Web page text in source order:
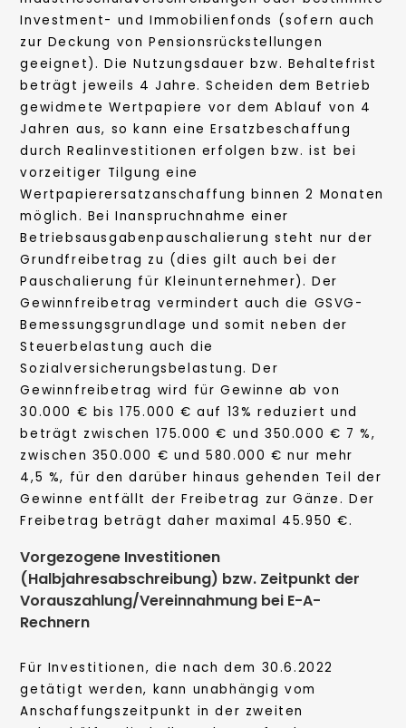
Investment- und Immobilienfonds (sofern auch
zur Deckung von Pensionsrückstellungen
geeignet). Die Nutzungsdauer bzw. Behaltefrist
beträgt jeweils 4 Jahre. Scheiden dem Betrieb
gewidmete Wertpapiere vor dem Ablauf von 4
Jahren aus, so kann eine Ersatzbeschaffung
durch Realinvestitionen erfolgen bzw. ist bei
vorzeitiger Tilgung eine
Wertpapierersatzanschaffung binnen 2 Monaten
möglich. Bei Inanspruchnahme einer
Betriebsausgabenpauschalierung steht nur der
Grundfreibetrag zu (dies gilt auch bei der
Pauschalierung für Kleinunternehmer). Der
Gewinnfreibetrag vermindert auch die GSVG-
Bemessungsgrundlage und somit neben der
Steuerbelastung auch die
Sozialversicherungsbelastung. Der
Gewinnfreibetrag wird für Gewinne ab von
30.000 € bis 175.000 € auf 13% reduziert und
beträgt zwischen 175.000 € und 350.000 € 7 %,
zwischen 350.000 € und 580.000 € nur mehr
4,5 %, für den darüber hinaus gehenden Teil der
Gewinne entfällt der Freibetrag zur Gänze. Der
Freibetrag beträgt daher maximal 45.950 €.
Vorgezogene Investitionen
(Halbjahresabschreibung) bzw. Zeitpunkt der
Vorauszahlung/Vereinnahmung bei E-A-
Rechnern
Für Investitionen, die nach dem 30.6.2022
getätigt werden, kann unabhängig vom
Anschaffungszeitpunkt in der zweiten